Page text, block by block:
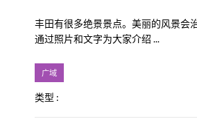
丰田有很多绝景景点。美丽的风景会
通过照片和文字为大家介绍 ...
广域
类型 :